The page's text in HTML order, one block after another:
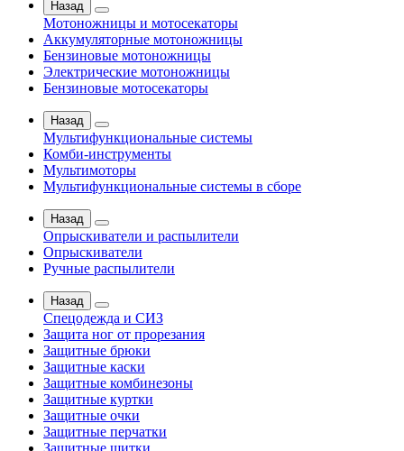
Назад
Мотоножницы и мотосекаторы
Аккумуляторные мотоножницы
Бензиновые мотоножницы
Электрические мотоножницы
Бензиновые мотосекаторы
Назад
Мультифункциональные системы
Комби-инструменты
Мультимоторы
Мультифункциональные системы в сборе
Назад
Опрыскиватели и распылители
Опрыскиватели
Ручные распылители
Назад
Спецодежда и СИЗ
Защита ног от прорезания
Защитные брюки
Защитные каски
Защитные комбинезоны
Защитные куртки
Защитные очки
Защитные перчатки
Защитные щитки